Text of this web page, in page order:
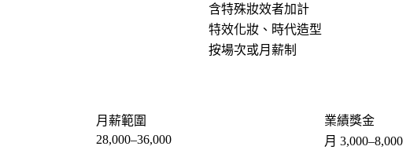
含特殊妝效者加計
特效化妝、時代造型
按場次或月薪制
月薪範圍
業績獎金
28,000–36,000
月 3,000–8,000